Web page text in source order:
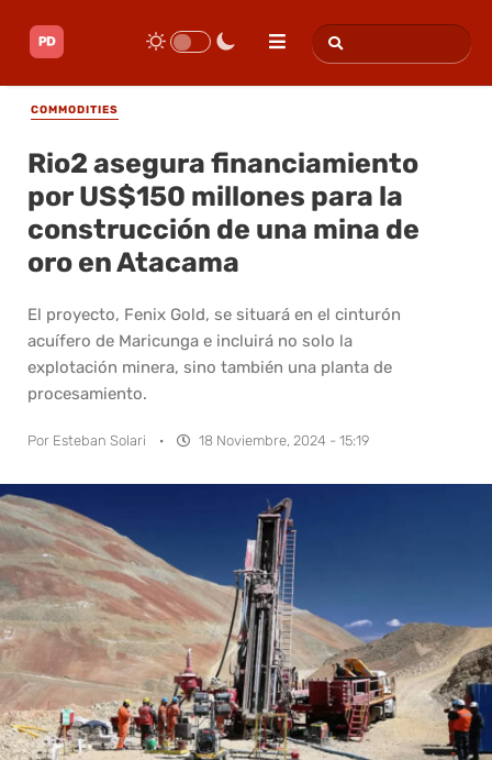
COMMODITIES
Rio2 asegura financiamiento
por US$150 millones para la
construcción de una mina de
oro en Atacama
El proyecto, Fenix Gold, se situará en el cinturón
acuífero de Maricunga e incluirá no solo la
explotación minera, sino también una planta de
procesamiento.
Por Esteban Solari · 18 Noviembre, 2024 - 15:19